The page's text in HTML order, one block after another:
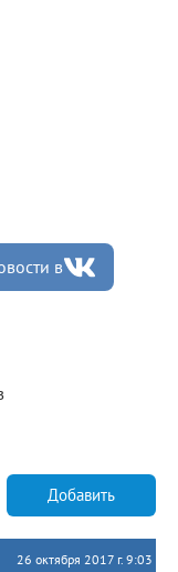
в
Добавить
26 октября 2017 г. 9:03